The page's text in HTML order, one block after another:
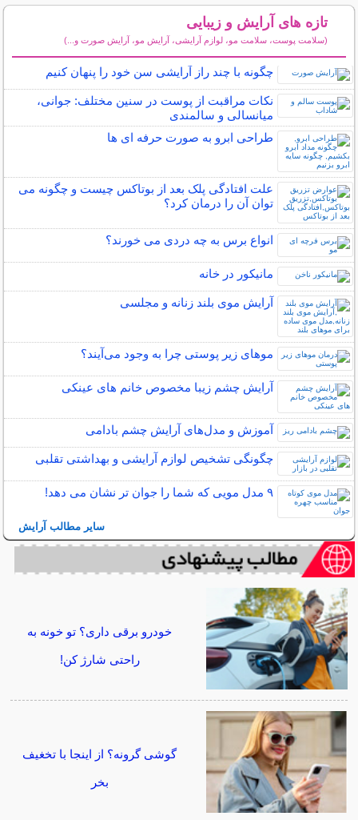
تازه های آرایش و زیبایی
(سلامت پوست، سلامت مو، لوازم آرایشی، آرایش مو، آرایش صورت و...)
چگونه با چند راز آرایشی سن خود را پنهان کنیم
نکات مراقبت از پوست در سنین مختلف: جوانی،
میانسالی و سالمندی
طراحی ابرو به صورت حرفه ای ها
علت افتادگی پلک بعد از بوتاکس چیست و چگونه می
توان آن را درمان کرد؟
انواع برس به چه دردی می خورند؟
مانیکور در خانه
آرایش موی بلند زنانه و مجلسی
مو‌های زیر پوستی چرا به وجود می‌آیند؟
آرایش چشم زیبا مخصوص خانم های عینکی
آموزش و مدل‌های آرایش چشم بادامی
چگونگی تشخیص لوازم آرایشی و بهداشتی تقلبی
۹ مدل مویی که شما را جوان تر نشان می دهد!
سایر مطالب آرایش
خودرو برقی داری؟ تو خونه به
راحتی شارژ کن!
گوشی گرونه؟ از اینجا با تخغیف
بخر